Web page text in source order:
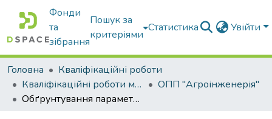
Фонди
та
зібрання
Пошук за
критеріями
Статистика Увійти
Головна
Кваліфікаційні роботи
Кваліфікаційні роботи магістрів
ОПП "Агроінженерія"
Обґрунтування параметрів удосконаленого сепаратора картоплезбиральної машини